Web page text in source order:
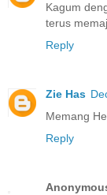
Kagum
terus
Reply
Zie Has
Memang
Reply